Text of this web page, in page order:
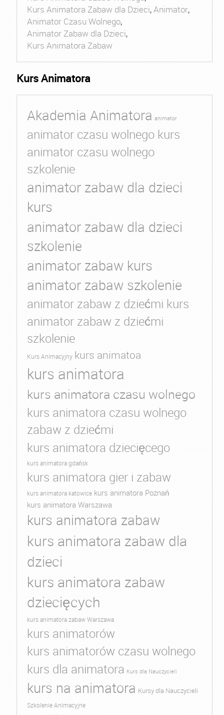
Kurs Animatora Zabaw dla Dzieci,Animator,
Animator Czasu Wolnego,
Animator Zabaw dla Dzieci,
Kurs Animatora Zabaw
Kurs Animatora
Akademia Animatora animator
animator czasu wolnego kurs
animator czasu wolnego
szkolenie
animator zabaw dla dzieci
kurs
animator zabaw dla dzieci
szkolenie
animator zabaw kurs
animator zabaw szkolenie
animator zabaw z dziećmi kurs
animator zabaw z dziećmi
szkolenie
Kurs Animacyjny kurs animatoa
kurs animatora
kurs animatora czasu wolnego
kurs animatora czasu wolnego
zabaw z dziećmi
kurs animatora dziecięcego
kurs animatora gdańsk
kurs animatora gier i zabaw
kurs animatora katowice kurs animatora Poznań
kurs animatora Warszawa
kurs animatora zabaw
kurs animatora zabaw dla
dzieci
kurs animatora zabaw
dziecięcych
kurs animatora zabaw Warszawa
kurs animatorów
kurs animatorów czasu wolnego
kurs dla animatora Kurs dla Nauczycieli
kurs na animatora Kursy dla Nauczycieli
Szkolenie Animacyjne